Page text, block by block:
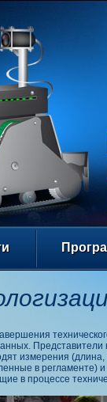
измерения
в регламенте)
в процессе